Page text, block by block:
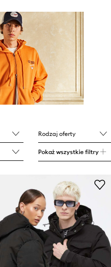
Rodzaj oferty
Pokaż wszystkie filtry